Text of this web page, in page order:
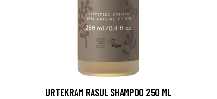
URTEKRAM RASUL SHAMPOO 250 ML